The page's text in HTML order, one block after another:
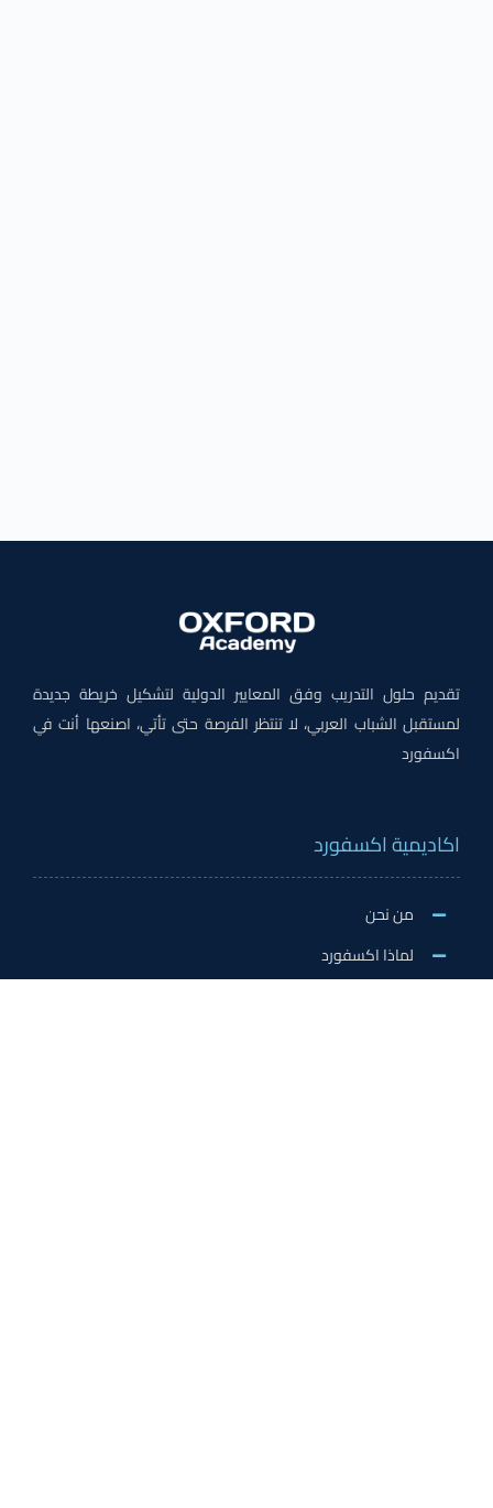
تقديم حلول التدريب وفق المعايير الدولية لتشكيل خريطة جديدة
لمستقبل الشباب العربي، لا تنتظر الفرصة حتى تأتي، اصنعها أنت في
اكسفورد
اكاديمية اكسفورد
من نحن
لماذا اكسفورد